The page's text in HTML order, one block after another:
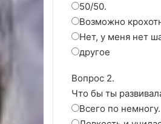
50/50.
Возможно
Нет, у меня нет
другое
Вопрос 2.
Что бы ты
Всего по немногу.